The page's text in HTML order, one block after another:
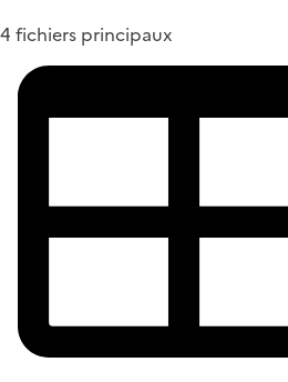
4 fichiers principaux